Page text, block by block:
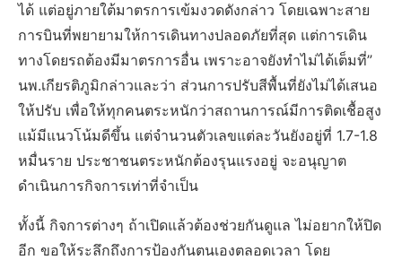
ได้ แต่อยู่ภายใต้มาตรการเข้มงวดดังกล่าว โดยเฉพาะสาย
การบินที่พยายามให้การเดินทางปลอดภัยที่สุด แต่การเดิน
ทางโดยรถต้องมีมาตรการอื่น เพราะอาจยังทำไม่ได้เต็มที่”
นพ.เกียรติภูมิกล่าวและว่า ส่วนการปรับสีพื้นที่ยังไม่ได้เสนอ
ให้ปรับ เพื่อให้ทุกคนตระหนักว่าสถานการณ์มีการติดเชื้อสูง
แม้มีแนวโน้มดีขึ้น แต่จำนวนตัวเลขแต่ละวันยังอยู่ที่ 1.7-1.8
หมื่นราย ประชาชนตระหนักต้องรุนแรงอยู่ จะอนุญาต
ดำเนินการกิจการเท่าที่จำเป็น
ทั้งนี้ กิจการต่างๆ ถ้าเปิดแล้วต้องช่วยกันดูแล ไม่อยากให้ปิด
อีก ขอให้ระลึกถึงการป้องกันตนเองตลอดเวลา โดย